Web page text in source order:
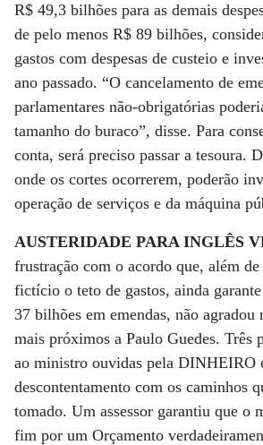
R$ 49,3 bilhões para as demais
de pelo menos R$ 89 bilhões,
gastos com despesas de custeio e
ano passado. “O cancelamento de
parlamentares não-obrigatórias
tamanho do buraco”, disse. Para
conta, será preciso passar a tesoura.
onde os cortes ocorrerem, poderão
operação de serviços e da máquina
AUSTERIDADE PARA INGLÊS
frustração com o acordo que, além
fictício o teto de gastos, ainda
37 bilhões em emendas, não agradou
mais próximos a Paulo Guedes. Três
ao ministro ouvidas pela DINHEIRO
descontentamento com os caminhos
tomado. Um assessor garantiu que o
fim por um Orçamento